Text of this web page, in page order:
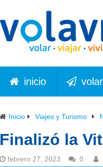
inicio volar
Inicio Viajes y Turismo
Finalizó la
febrero 27, 2023 0